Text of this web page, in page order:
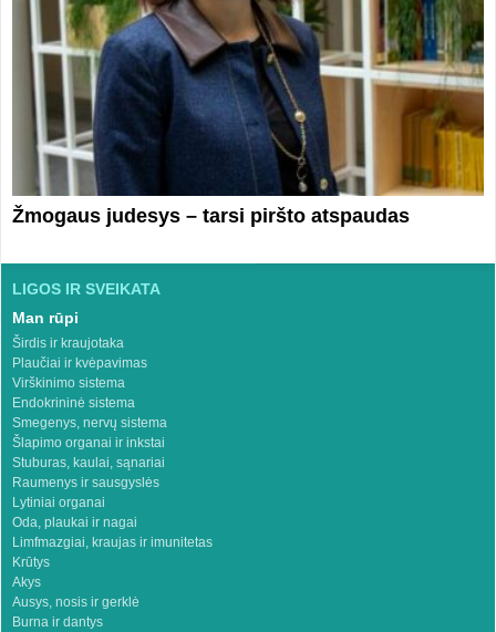
Žmogaus judesys – tarsi piršto atspaudas
LIGOS IR SVEIKATA
Man rūpi
Širdis ir kraujotaka
Plaučiai ir kvėpavimas
Virškinimo sistema
Endokrininė sistema
Smegenys, nervų sistema
Šlapimo organai ir inkstai
Stuburas, kaulai, sąnariai
Raumenys ir sausgyslės
Lytiniai organai
Oda, plaukai ir nagai
Limfmazgiai, kraujas ir imunitetas
Krūtys
Akys
Ausys, nosis ir gerklė
Burna ir dantys